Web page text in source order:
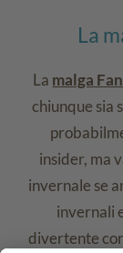
La
La malga
chiunque sia
insider, ma
invernale se
invernali
divertente